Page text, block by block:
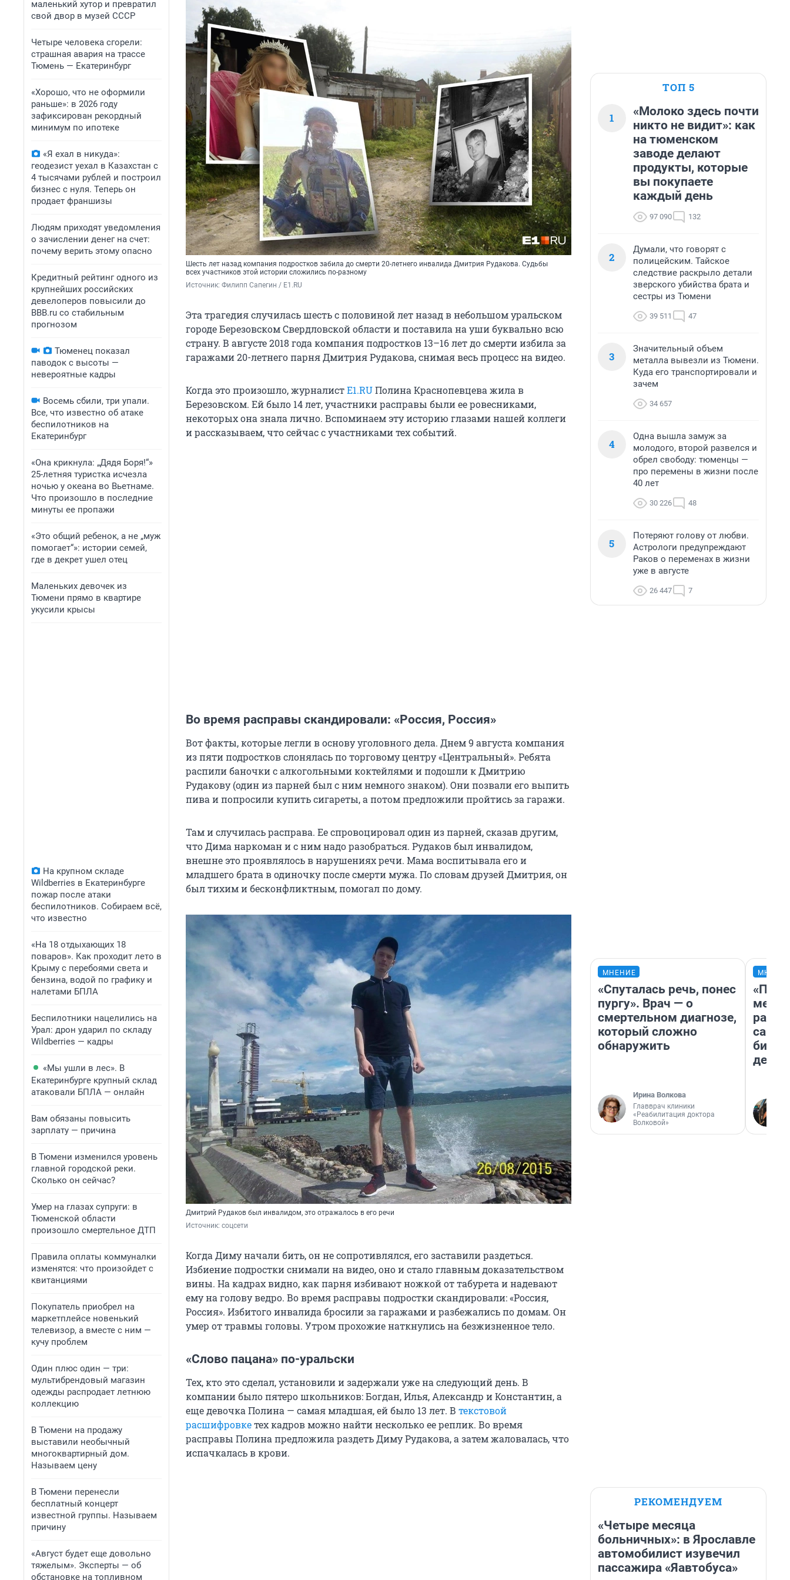
маленький хутор и превратил
свой двор в музей СССР
Четыре человека сгорели:
страшная авария на трассе
Тюмень — Екатеринбург
«Хорошо, что не оформили
раньше»: в 2026 году
зафиксирован рекордный
минимум по ипотеке
«Я ехал в никуда»:
геодезист уехал в Казахстан с
4 тысячами рублей и построил
бизнес с нуля. Теперь он
продает франшизы
Людям приходят уведомления
о зачислении денег на счет:
почему верить этому опасно
Кредитный рейтинг одного из
крупнейших российских
девелоперов повысили до
BBB.ru со стабильным
прогнозом
Тюменец показал
паводок с высоты —
невероятные кадры
Восемь сбили, три упали.
Все, что известно об атаке
беспилотников на
Екатеринбург
«Она крикнула: „Дядя Боря!“»
25-летняя туристка исчезла
ночью у океана во Вьетнаме.
Что произошло в последние
минуты ее пропажи
«Это общий ребенок, а не „муж
помогает“»: истории семей,
где в декрет ушел отец
Маленьких девочек из
Тюмени прямо в квартире
укусили крысы
На крупном складе
Wildberries в Екатеринбурге
пожар после атаки
беспилотников. Собираем всё,
что известно
«На 18 отдыхающих 18
поваров». Как проходит лето в
Крыму с перебоями света и
бензина, водой по графику и
налетами БПЛА
Беспилотники нацелились на
Урал: дрон ударил по складу
Wildberries — кадры
«Мы ушли в лес». В
Екатеринбурге крупный склад
атаковали БПЛА — онлайн
Вам обязаны повысить
зарплату — причина
В Тюмени изменился уровень
главной городской реки.
Сколько он сейчас?
Умер на глазах супруги: в
Тюменской области
произошло смертельное ДТП
Правила оплаты коммуналки
изменятся: что произойдет с
квитанциями
Покупатель приобрел на
маркетплейсе новенький
телевизор, а вместе с ним —
кучу проблем
Один плюс один — три:
мультибрендовый магазин
одежды распродает летнюю
коллекцию
В Тюмени на продажу
выставили необычный
многоквартирный дом.
Называем цену
В Тюмени перенесли
бесплатный концерт
известной группы. Называем
причину
«Август будет еще довольно
тяжелым». Эксперты — об
обстановке на топливном
Шесть лет назад компания подростков забила до смерти 20-летнего инвалида Дмитрия Рудакова. Судьбы
всех участников этой истории сложились по-разному
Источник: Филипп Сапегин / E1.RU
Эта трагедия случилась шесть с половиной лет назад в небольшом уральском
городе Березовском Свердловской области и поставила на уши буквально всю
страну. В августе 2018 года компания подростков 13–16 лет до смерти избила за
гаражами 20-летнего парня Дмитрия Рудакова, снимая весь процесс на видео.
Когда это произошло, журналистE1.RUПолина Краснопевцева жила в
Березовском. Ей было 14 лет, участники расправы были ее ровесниками,
некоторых она знала лично. Вспоминаем эту историю глазами нашей коллеги
и рассказываем, что сейчас с участниками тех событий.
Во время расправы скандировали: «Россия, Россия»
Вот факты, которые легли в основу уголовного дела. Днем 9 августа компания
из пяти подростков слонялась по торговому центру «Центральный». Ребята
распили баночки с алкогольными коктейлями и подошли к Дмитрию
Рудакову (один из парней был с ним немного знаком). Они позвали его выпить
пива и попросили купить сигареты, а потом предложили пройтись за гаражи.
Там и случилась расправа. Ее спровоцировал один из парней, сказав другим,
что Дима наркоман и с ним надо разобраться. Рудаков был инвалидом,
внешне это проявлялось в нарушениях речи. Мама воспитывала его и
младшего брата в одиночку после смерти мужа. По словам друзей Дмитрия, он
был тихим и бесконфликтным, помогал по дому.
Дмитрий Рудаков был инвалидом, это отражалось в его речи
Источник: соцсети
Когда Диму начали бить, он не сопротивлялся, его заставили раздеться.
Избиение подростки снимали на видео, оно и стало главным доказательством
вины. На кадрах видно, как парня избивают ножкой от табурета и надевают
ему на голову ведро. Во время расправы подростки скандировали: «Россия,
Россия». Избитого инвалида бросили за гаражами и разбежались по домам. Он
умер от травмы головы. Утром прохожие наткнулись на безжизненное тело.
«Слово пацана» по-уральски
Тех, кто это сделал, установили и задержали уже на следующий день. В
компании было пятеро школьников: Богдан, Илья, Александр и Константин, а
еще девочка Полина — самая младшая, ей было 13 лет. В текстовой
расшифровкетех кадров можно найти несколько ее реплик. Во время
расправы Полина предложила раздеть Диму Рудакова, а затем жаловалась, что
испачкалась в крови.
ТОП 5
1
«Молоко здесь почти
никто не видит»: как
на тюменском
заводе делают
продукты, которые
вы покупаете
каждый день
97 090 132
2
Думали, что говорят с
полицейским. Тайское
следствие раскрыло детали
зверского убийства брата и
сестры из Тюмени
39 511 47
3
Значительный объем
металла вывезли из Тюмени.
Куда его транспортировали и
зачем
34 657
4
Одна вышла замуж за
молодого, второй развелся и
обрел свободу: тюменцы —
про перемены в жизни после
40 лет
30 226 48
5
Потеряют голову от любви.
Астрологи предупреждают
Раков о переменах в жизни
уже в августе
26 447 7
МНЕНИЕ
«Спуталась речь, понес
пургу». Врач — о
смертельном диагнозе,
который сложно
обнаружить
Ирина Волкова
Главврач клиники
«Реабилитация доктора
Волковой»
РЕКОМЕНДУЕМ
«Четыре месяца
больничных»: в Ярославле
автомобилист изувечил
пассажира «Яавтобуса»